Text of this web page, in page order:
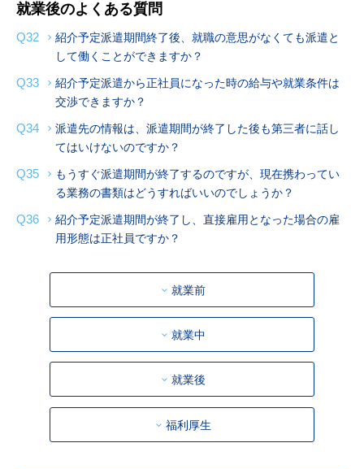
就業後のよくある質問
Q32
紹介予定派遣期間終了後、就職の意思がなくても派遣と
して働くことができますか？
Q33
紹介予定派遣から正社員になった時の給与や就業条件は
交渉できますか？
Q34
派遣先の情報は、派遣期間が終了した後も第三者に話し
てはいけないのですか？
Q35
もうすぐ派遣期間が終了するのですが、現在携わってい
る業務の書類はどうすればいいのでしょうか？
Q36
紹介予定派遣期間が終了し、直接雇用となった場合の雇
用形態は正社員ですか？
就業前
就業中
就業後
福利厚生